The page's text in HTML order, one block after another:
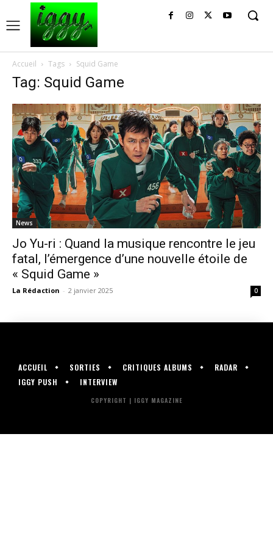
Accueil Tags Squid Game
Tag: Squid Game
News
Jo Yu-ri : Quand la musique rencontre le jeu
fatal, l’émergence d’une nouvelle étoile de
« Squid Game »
La Rédaction - 2 janvier 2025 0
ACCUEIL SORTIES CRITIQUES ALBUMS
RADAR
IGGY PUSH
INTERVIEW
COPYRIGHT | IGGY MAGAZINE